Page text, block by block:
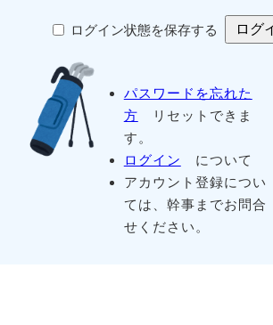
ログイン状態を保存する
パスワードを忘れた
方 リセットできま
す。
ログイン
について
アカウント登録につい
ては、幹事までお問合
せください。